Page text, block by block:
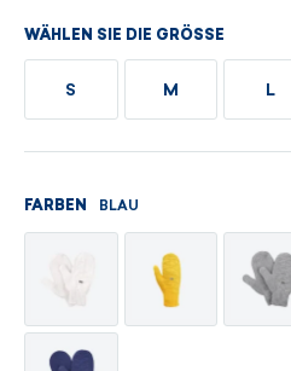
WÄHLEN SIE DIE GRÖSSE
S M L
FARBEN BLAU